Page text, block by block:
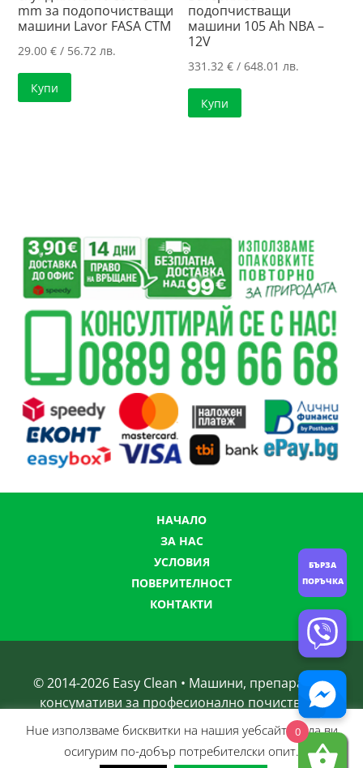
mm за подопочистващи
машини Lavor FASA CTM
29.00€ / 56.72 лв.
Купи
подопчистващи
машини 105 Ah NBA –
12V
331.32€ / 648.01 лв.
Купи
НАЧАЛО
ЗА НАС
УСЛОВИЯ
ПОВЕРИТЕЛНОСТ
КОНТАКТИ
© 2014-2026 Easy Clean • Машини, препарати и
консумативи за професионално почистване
Нue използвамe бисквитки на нашия уебсайт, за да ви
осигурим по-добър потребителски опит.
0
БЪРЗА
ПОРЪЧКА